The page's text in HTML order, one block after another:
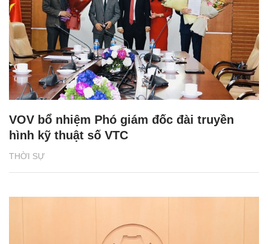
THỜI SỰ
VOV bổ nhiệm Phó giám đốc đài truyền
hình kỹ thuật số VTC